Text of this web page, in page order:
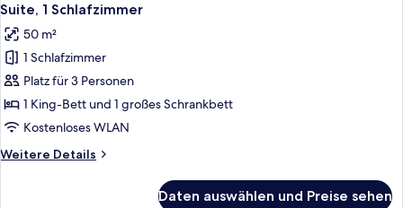
Suite, 1 Schlafzimmer
50 m²
1 Schlafzimmer
Platz für 3 Personen
1 King-Bett und 1 großes Schrankbett
Kostenloses WLAN
Weitere Details
Weitere
Daten auswählen und Preise sehen